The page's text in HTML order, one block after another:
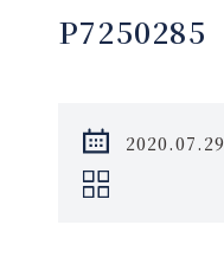
P7250285
2020.07.29